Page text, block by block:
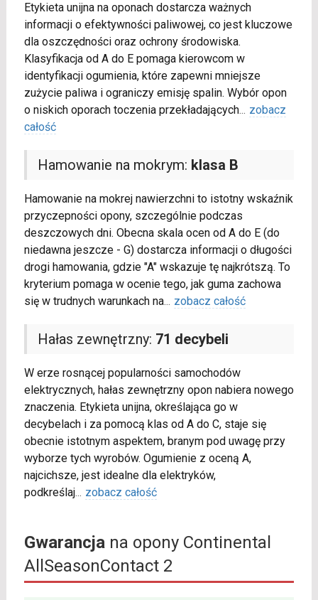
Etykieta unijna na oponach dostarcza ważnych
informacji o efektywności paliwowej, co jest kluczowe
dla oszczędności oraz ochrony środowiska.
Klasyfikacja od A do E pomaga kierowcom w
identyfikacji ogumienia, które zapewni mniejsze
zużycie paliwa i ograniczy emisję spalin. Wybór opon
o niskich oporach toczenia przekładających... zobacz
całość
Hamowanie na mokrym: klasa B
Hamowanie na mokrej nawierzchni to istotny wskaźnik
przyczepności opony, szczególnie podczas
deszczowych dni. Obecna skala ocen od A do E (do
niedawna jeszcze - G) dostarcza informacji o długości
drogi hamowania, gdzie "A" wskazuje tę najkrótszą. To
kryterium pomaga w ocenie tego, jak guma zachowa
się w trudnych warunkach na... zobacz całość
Hałas zewnętrzny: 71 decybeli
W erze rosnącej popularności samochodów
elektrycznych, hałas zewnętrzny opon nabiera nowego
znaczenia. Etykieta unijna, określająca go w
decybelach i za pomocą klas od A do C, staje się
obecnie istotnym aspektem, branym pod uwagę przy
wyborze tych wyrobów. Ogumienie z oceną A,
najcichsze, jest idealne dla elektryków,
podkreślaj... zobacz całość
Gwarancjana opony Continental
AllSeasonContact 2